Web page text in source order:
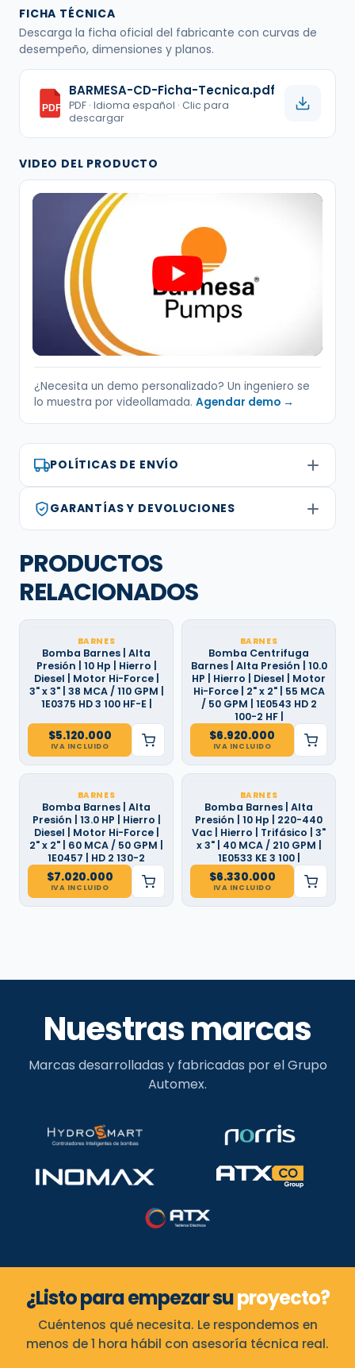
FICHA TÉCNICA
Descarga la ficha oficial del fabricante con curvas de
desempeño, dimensiones y planos.
PDF
BARMESA-CD-Ficha-Tecnica.pdf
PDF · Idioma español · Clic para
descargar
VIDEO DEL PRODUCTO
¿Necesita un demo personalizado? Un ingeniero se
lo muestra por videollamada. Agendar demo →
POLÍTICAS DE ENVÍO
GARANTÍAS Y DEVOLUCIONES
PRODUCTOS
RELACIONADOS
BARNES
Bomba Barnes | Alta
Presión | 10 Hp | Hierro |
Diesel | Motor Hi-Force |
3" x 3" | 38 MCA / 110 GPM |
1E0375 HD 3 100 HF-E |
$5.120.000
IVA INCLUIDO
BARNES
Bomba Centrifuga
Barnes | Alta Presión | 10.0
HP | Hierro | Diesel | Motor
Hi-Force | 2" x 2" | 55 MCA
/ 50 GPM | 1E0543 HD 2
100-2 HF |
$6.920.000
IVA INCLUIDO
BARNES
Bomba Barnes | Alta
Presión | 13.0 HP | Hierro |
Diesel | Motor Hi-Force |
2" x 2" | 60 MCA / 50 GPM |
1E0457 | HD 2 130-2
$7.020.000
IVA INCLUIDO
BARNES
Bomba Barnes | Alta
Presión | 10 Hp | 220-440
Vac | Hierro | Trifásico | 3"
x 3" | 40 MCA / 210 GPM |
1E0533 KE 3 100 |
$6.330.000
IVA INCLUIDO
Nuestras marcas
Marcas desarrolladas y fabricadas por el Grupo
Automex.
¿Listo para empezar suproyecto?
Cuéntenos qué necesita. Le respondemos en
menos de 1 hora hábil con asesoría técnica real.